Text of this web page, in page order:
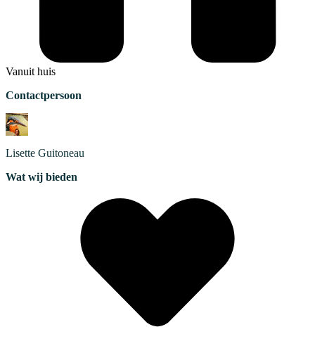
Vanuit huis
Contactpersoon
Lisette Guitoneau
Wat wij bieden